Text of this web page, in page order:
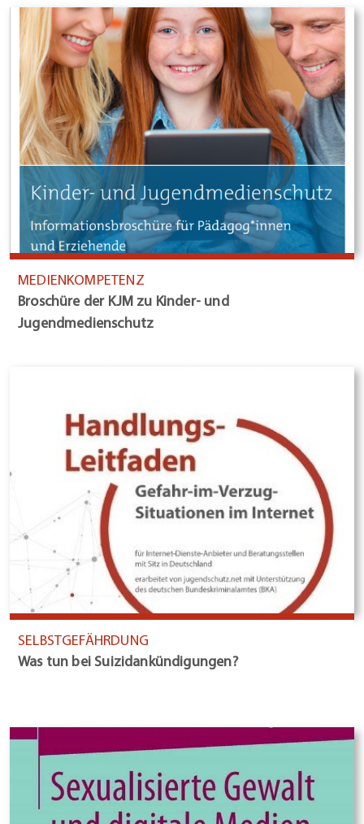
MEDIENKOMPETENZ
Broschüre der KJM zu Kinder- und
Jugendmedienschutz
SELBSTGEFÄHRDUNG
Was tun bei Suizidankündigungen?